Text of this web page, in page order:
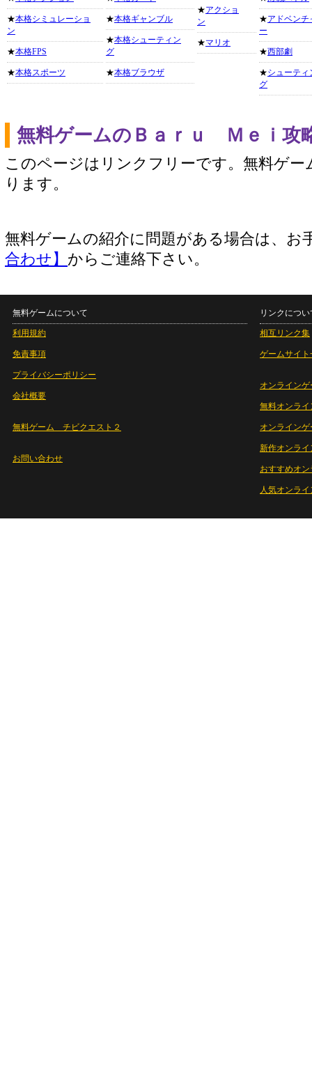
★本格シミュレーショ
ン
★本格FPS
★本格スポーツ
★本格ギャンブル
★本格シューティン
グ
★本格ブラウザ
★アクショ
ン
★マリオ
★アドベンチ
ー
★西部劇
★シューティ
グ
無料ゲームのＢａｒｕ Ｍｅｉ攻
このページはリンクフリーです。無料ゲー
ります。
無料ゲームの紹介に問題がある場合は、お
合わせ】 からご連絡下さい。
無料ゲームについて
利用規約
免責事項
プライバシーポリシー
会社概要
無料ゲーム チビクエスト２
お問い合わせ
リンクについ
相互リンク集
ゲームサイト
オンラインゲ
無料オンライ
オンライン
新作オンライ
おすすめオ
人気オンラ